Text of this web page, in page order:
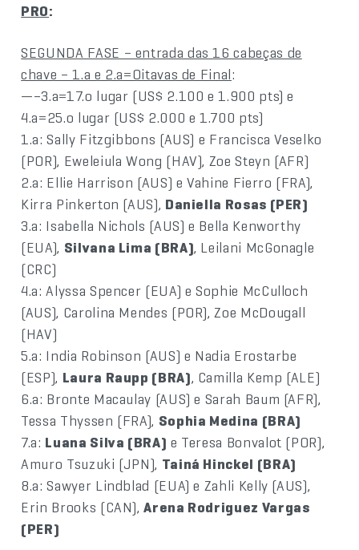
PRO:
SEGUNDA FASE – entrada das 16 cabeças de
chave – 1.a e 2.a=Oitavas de Final:
—–3.a=17.o lugar (US$ 2.100 e 1.900 pts) e
4.a=25.o lugar (US$ 2.000 e 1.700 pts)
1.a: Sally Fitzgibbons (AUS) e Francisca Veselko
(POR), Eweleiula Wong (HAV), Zoe Steyn (AFR)
2.a: Ellie Harrison (AUS) e Vahine Fierro (FRA),
Kirra Pinkerton (AUS), Daniella Rosas (PER)
3.a: Isabella Nichols (AUS) e Bella Kenworthy
(EUA), Silvana Lima (BRA), Leilani McGonagle
(CRC)
4.a: Alyssa Spencer (EUA) e Sophie McCulloch
(AUS), Carolina Mendes (POR), Zoe McDougall
(HAV)
5.a: India Robinson (AUS) e Nadia Erostarbe
(ESP), Laura Raupp (BRA), Camilla Kemp (ALE)
6.a: Bronte Macaulay (AUS) e Sarah Baum (AFR),
Tessa Thyssen (FRA), Sophia Medina (BRA)
7.a: Luana Silva (BRA) e Teresa Bonvalot (POR),
Amuro Tsuzuki (JPN), Tainá Hinckel (BRA)
8.a: Sawyer Lindblad (EUA) e Zahli Kelly (AUS),
Erin Brooks (CAN),Arena Rodriguez Vargas
(PER)